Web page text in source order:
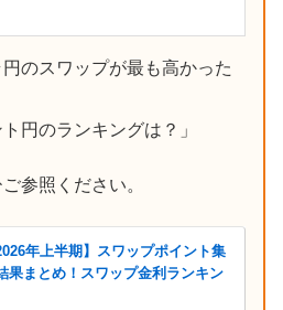
円のスワップが最も高かった
円のランキングは？」
参照ください。
2026年上半期】スワップポイント集
果まとめ！スワップ金利ランキン